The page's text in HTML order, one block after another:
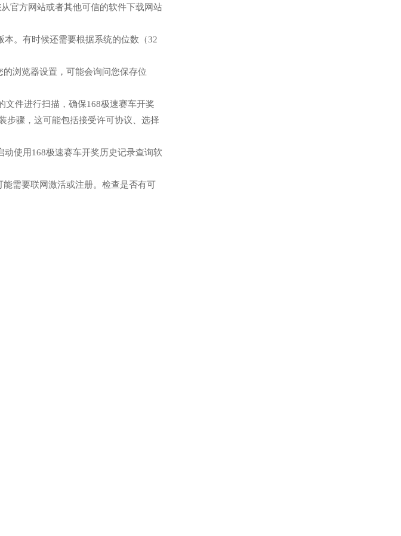
官方网站或者其他可信的软件下载网站
本。有时候还需要根据系统的位数（32
的浏览器设置，可能会询问您保存位
文件进行扫描，确保168极速赛车开奖
步骤，这可能包括接受许可协议、选择
使用168极速赛车开奖历史记录查询软
需要联网激活或注册。检查是否有可